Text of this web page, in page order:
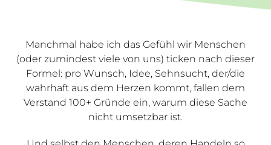
Manchmal habe ich das Gefühl wir Menschen
(oder zumindest viele von uns) ticken nach dieser
Formel: pro Wunsch, Idee, Sehnsucht, der/die
wahrhaft aus dem Herzen kommt, fallen dem
Verstand 100+ Gründe ein, warum diese Sache
nicht umsetzbar ist.